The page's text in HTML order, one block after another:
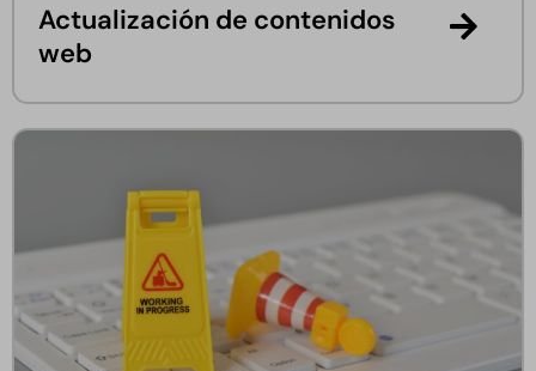
Actualización de contenidos
web